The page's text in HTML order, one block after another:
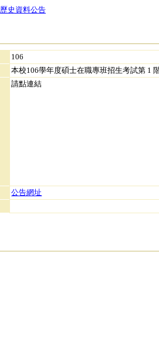
歷史資料公告
106
本校106學年度碩士在職專班招生考試第 1
請點連結
公告網址